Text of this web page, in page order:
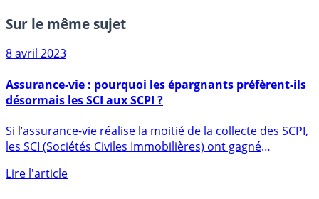
Sur le même sujet
8 avril 2023
désormais les SCI aux SCPI ?
les SCI (Sociétés Civiles Immobilières) ont gagné